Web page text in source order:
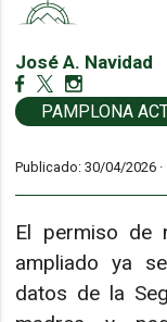
José A. Navidad
PAMPLONA
Publicado: 30/04/2026 ·
El permiso de
ampliado ya
datos de la